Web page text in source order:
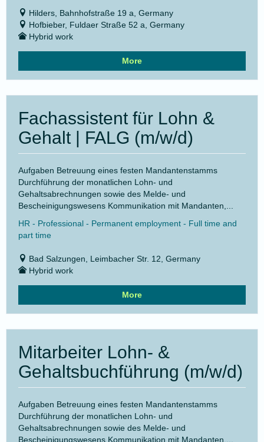
Hilders, Bahnhofstraße 19 a, Germany
Hofbieber, Fuldaer Straße 52 a, Germany
Hybrid work
More
Fachassistent für Lohn &
Gehalt | FALG (m/w/d)
Aufgaben Betreuung eines festen Mandantenstamms
Durchführung der monatlichen Lohn- und
Gehaltsabrechnungen sowie des Melde- und
Bescheinigungswesens Kommunikation mit Mandanten,...
HR - Professional - Permanent employment - Full time and
part time
Bad Salzungen, Leimbacher Str. 12, Germany
Hybrid work
More
Mitarbeiter Lohn- &
Gehaltsbuchführung (m/w/d)
Aufgaben Betreuung eines festen Mandantenstamms
Durchführung der monatlichen Lohn- und
Gehaltsabrechnungen sowie des Melde- und
Bescheinigungswesens Kommunikation mit Mandanten,...